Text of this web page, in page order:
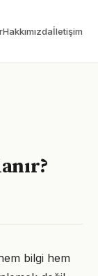
Hakkımızdaİletişim
bilgi hem